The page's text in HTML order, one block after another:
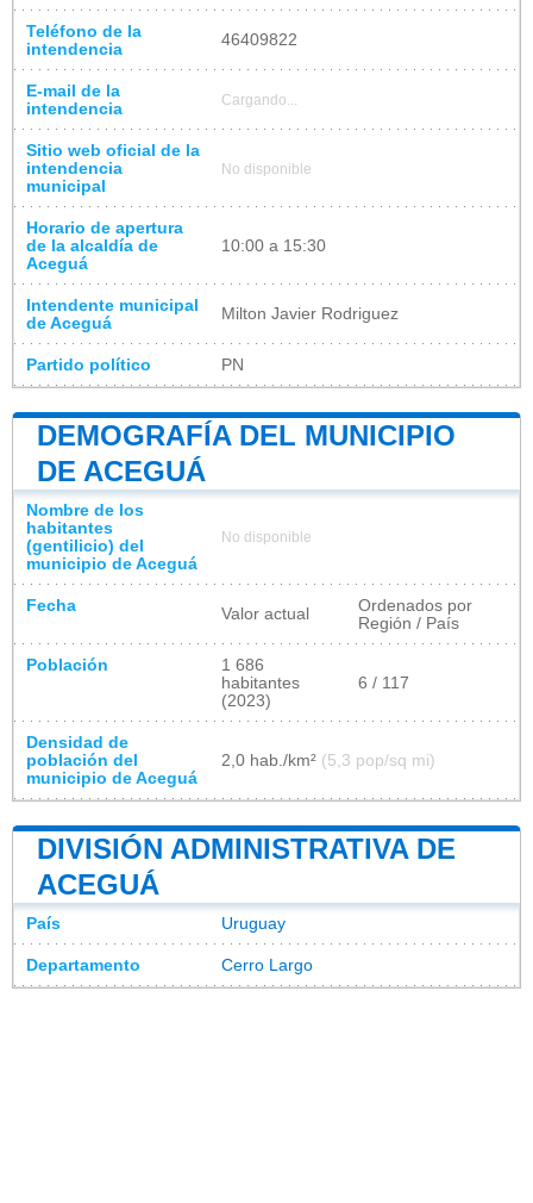
Teléfono de la
intendencia
46409822
E-mail de la
intendencia
Cargando...
Sitio web oficial de la
intendencia
municipal
No disponible
Horario de apertura
de la alcaldía de
Aceguá
10:00 a 15:30
Intendente municipal
de Aceguá
Milton Javier Rodriguez
Partido político PN​
DEMOGRAFÍA DEL MUNICIPIO
DE ACEGUÁ
Nombre de los
habitantes
(gentilicio) del
municipio de Aceguá
No disponible
Fecha Valor actual
Ordenados por
Región / País
Población
1 686
habitantes
(2023)
6 / 117
Densidad de
población del
municipio de Aceguá
2,0 hab./km² (5,3 pop/sq mi)
DIVISIÓN ADMINISTRATIVA DE
ACEGUÁ
País Uruguay
Departamento Cerro Largo